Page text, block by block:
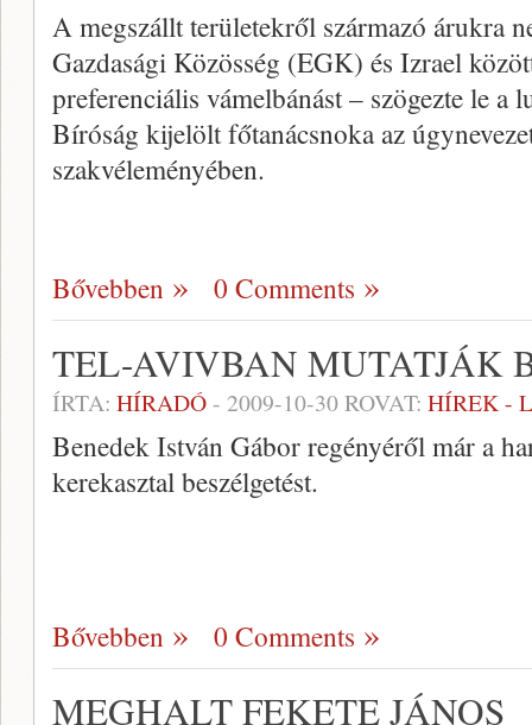
A megszállt területekről származó árukra
Gazdasági Közösség (EGK) és Izrael
preferenciális vámelbánást – szögezte le
Bíróság kijelölt főtanácsnoka az
szakvéleményében.
Bővebben 0 Comments
TEL-AVIVBAN MUTATJÁK
ÍRTA: HÍRADÓ- 2009-10-30ROVAT: HÍREK -
Benedek István Gábor regényéről már a
kerekasztal beszélgetést.
Bővebben 0 Comments
MEGHALT FEKETE JÁNOS